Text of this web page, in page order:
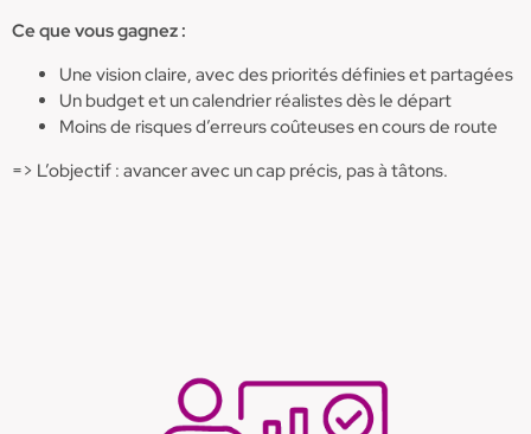
Ce que vous gagnez :
Une vision claire, avec des priorités définies et partagées
Un budget et un calendrier réalistes dès le départ
Moins de risques d’erreurs coûteuses en cours de route
=> L’objectif : avancer avec un cap précis, pas à tâtons.